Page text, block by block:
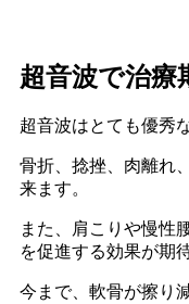
超音波で治療
超音波はとても優秀
骨折、捻挫、肉離れ
来ます。
また、肩こりや慢性
を促進する効果が期
今まで、軟骨が擦り